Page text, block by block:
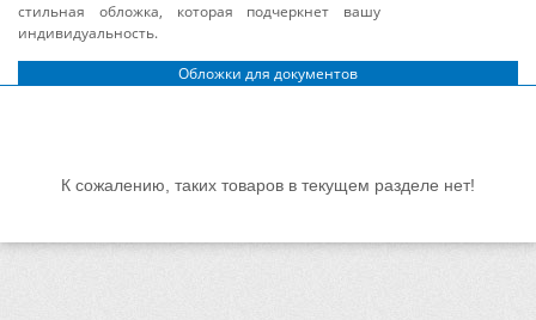
стильная обложка, которая подчеркнет вашу
индивидуальность.
Обложки для документов
К сожалению, таких товаров в текущем разделе нет!